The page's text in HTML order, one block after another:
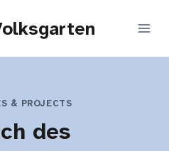
& PROJECTS
des